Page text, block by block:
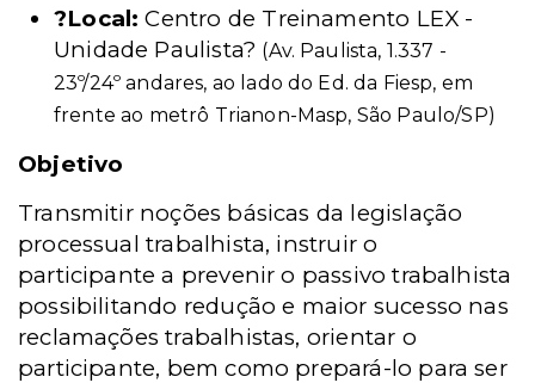
?Local: Centro de Treinamento LEX -
Unidade Paulista? (Av. Paulista, 1.337 -
23º/24º andares, ao lado do Ed. da Fiesp, em
frente ao metrô Trianon-Masp, São Paulo/SP)
Objetivo
Transmitir noções básicas da legislação
processual trabalhista, instruir o
participante a prevenir o passivo trabalhista
possibilitando redução e maior sucesso nas
reclamações trabalhistas, orientar o
participante, bem como prepará-lo para ser